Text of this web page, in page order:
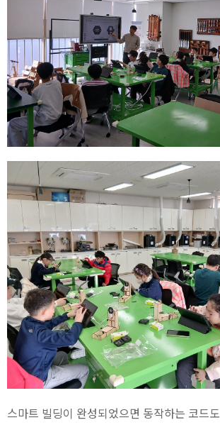
스마트 빌딩이 완성되었으면 동작하는 코드도